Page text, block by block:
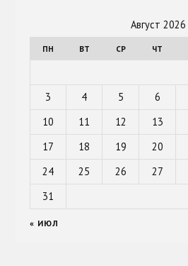
Август 2026
ПН ВТ СР ЧТ
3
4 5 6
10
11 12 13
17
18 19 20
24
25 26 27
31
« ИЮЛ